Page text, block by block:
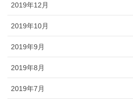
2019年12月
2019年10月
2019年9月
2019年8月
2019年7月